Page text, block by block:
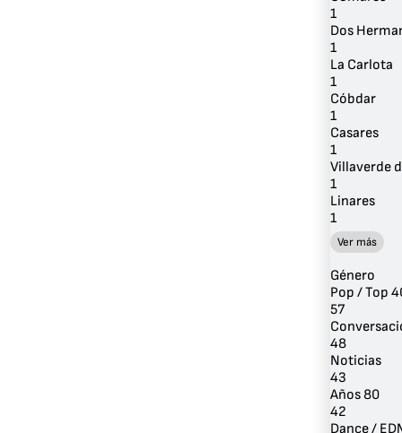
1
Dos
1
La Carlota
1
Cóbdar
1
Casares
1
Villaverde
1
Linares
1
Ver más
Género
Pop / Top
57
48
Noticias
43
Años 80
42
Dance /